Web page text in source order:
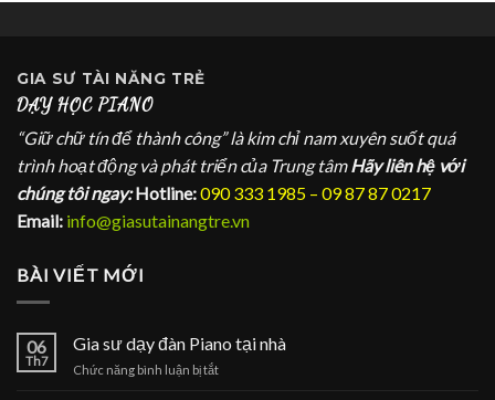
GIA SƯ TÀI NĂNG TRẺ
DẠY HỌC PIANO
“Giữ chữ tín để thành công” là kim chỉ nam xuyên suốt quá
trình hoạt động và phát triển của Trung tâm Hãy liên hệ với
chúng tôi ngay: Hotline:090 333 1985 – 09 87 87 0217
Email: info@giasutainangtre.vn
BÀI VIẾT MỚI
06
Th7
Gia sư dạy đàn Piano tại nhà
Chức năng bình luận bị tắtở